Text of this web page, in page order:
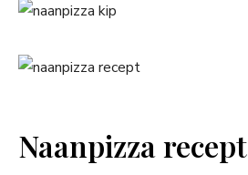
Naanpizza recept